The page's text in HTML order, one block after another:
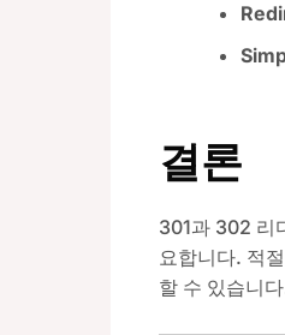
결론
301과 302 리
요합니다. 적
할 수 있습니